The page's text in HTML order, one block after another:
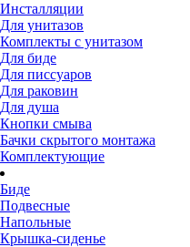
Инсталляции
Для унитазов
Комплекты с унитазом
Для биде
Для писсуаров
Для раковин
Для душа
Кнопки смыва
Бачки скрытого монтажа
Комплектующие
Биде
Подвесные
Напольные
Крышка-сиденье